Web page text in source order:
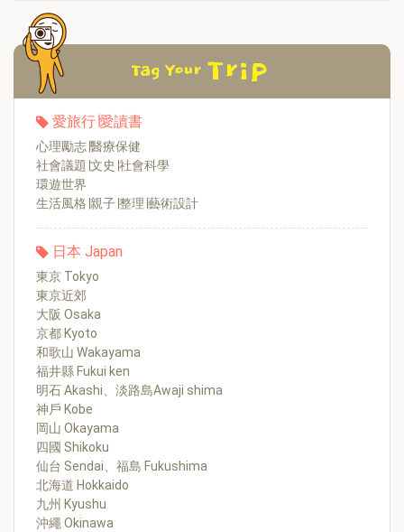
愛旅行∣愛讀書
心理勵志∣醫療保健
社會議題∣文史∣社會科學
環遊世界
生活風格∣親子∣整理∣藝術設計
日本 Japan
東京 Tokyo
東京近郊
大阪 Osaka
京都 Kyoto
和歌山 Wakayama
福井縣 Fukui ken
明石 Akashi、淡路島Awaji shima
神戶 Kobe
岡山 Okayama
四國 Shikoku
仙台 Sendai、福島 Fukushima
北海道 Hokkaido
九州 Kyushu
沖繩 Okinawa